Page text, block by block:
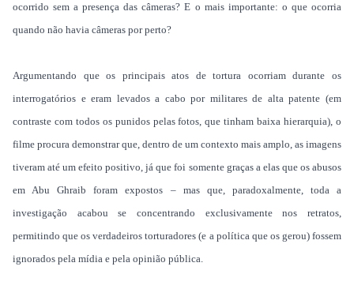
ocorrido sem a presença das câmeras? E o mais importante: o que ocorria
quando não havia câmeras por perto?
Argumentando que os principais atos de tortura ocorriam durante os
interrogatórios e eram levados a cabo por militares de alta patente (em
contraste com todos os punidos pelas fotos, que tinham baixa hierarquia), o
filme procura demonstrar que, dentro de um contexto mais amplo, as imagens
tiveram até um efeito positivo, já que foi somente graças a elas que os abusos
em Abu Ghraib foram expostos – mas que, paradoxalmente, toda a
investigação acabou se concentrando exclusivamente nos retratos,
permitindo que os verdadeiros torturadores (e a política que os gerou) fossem
ignorados pela mídia e pela opinião pública.